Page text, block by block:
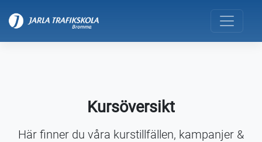
Kursöversikt
Här finner du våra kurstillfällen, kampanjer &